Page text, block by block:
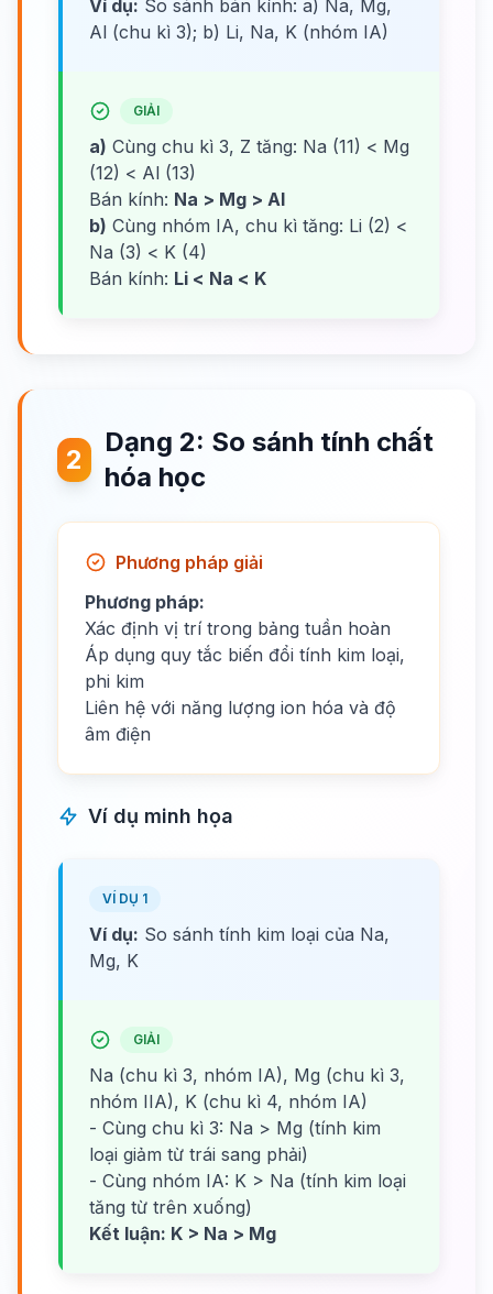
Ví dụ: So sánh bán kính: a) Na, Mg,
Al (chu kì 3); b) Li, Na, K (nhóm IA)
GIẢI
a) Cùng chu kì 3, Z tăng: Na (11) < Mg
(12) < Al (13)
Bán kính: Na > Mg > Al
b) Cùng nhóm IA, chu kì tăng: Li (2) <
Na (3) < K (4)
Bán kính: Li < Na < K
2
Dạng 2: So sánh tính chất
hóa học
Phương pháp giải
Phương pháp:
Xác định vị trí trong bảng tuần hoàn
Áp dụng quy tắc biến đổi tính kim loại,
phi kim
Liên hệ với năng lượng ion hóa và độ
âm điện
Ví dụ minh họa
VÍ DỤ 1
Ví dụ: So sánh tính kim loại của Na,
Mg, K
GIẢI
Na (chu kì 3, nhóm IA), Mg (chu kì 3,
nhóm IIA), K (chu kì 4, nhóm IA)
- Cùng chu kì 3: Na > Mg (tính kim
loại giảm từ trái sang phải)
- Cùng nhóm IA: K > Na (tính kim loại
tăng từ trên xuống)
Kết luận: K > Na > Mg